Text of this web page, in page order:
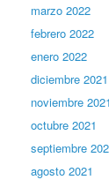
marzo 2022
febrero 2022
enero 2022
diciembre 2021
noviembre 2021
octubre 2021
septiembre
agosto 2021